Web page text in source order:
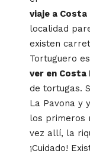
viaje a Costa
localidad
existen
Tortuguero
ver en Costa
de tortugas.
La Pavona y
los primeros
vez allí, la
¡Cuidado!